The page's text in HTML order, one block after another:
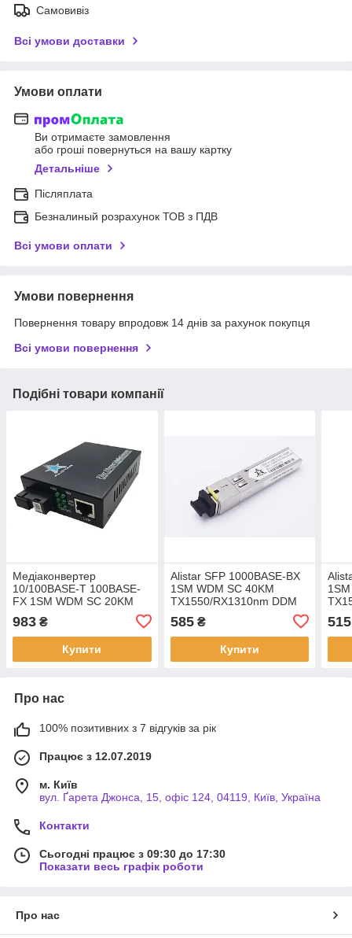
Самовивіз
Всі умови доставки
Умови оплати
Ви отримаєте замовлення
або гроші повернуться на вашу картку
Детальніше
Післяплата
Безналиный розрахунок ТОВ з ПДВ
Всі умови оплати
Умови повернення
Повернення товару впродовж 14 днів за рахунок покупця
Всі умови повернення
Подібні товари компанії
Медіаконвертер
10/100BASE-T 100BASE-
FX 1SM WDM SC 20KM
TX1310/RX1550nm Alistar
983 ₴
Купити
Alistar SFP 1000BASE-BX
1SM WDM SC 40KM
TX1550/RX1310nm DDM
585₴
Купити
515
Про нас
100% позитивних з 7 відгуків за рік
Працює з 12.07.2019
м. Київ
вул. Ґарета Джонса, 15, офіс 124, 04119, Київ, Україна
Контакти
Сьогодні працює з 09:30 до 17:30
Показати весь графік роботи
Про нас